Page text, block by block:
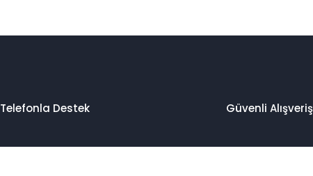
Telefonla Destek Güvenli Alışveriş